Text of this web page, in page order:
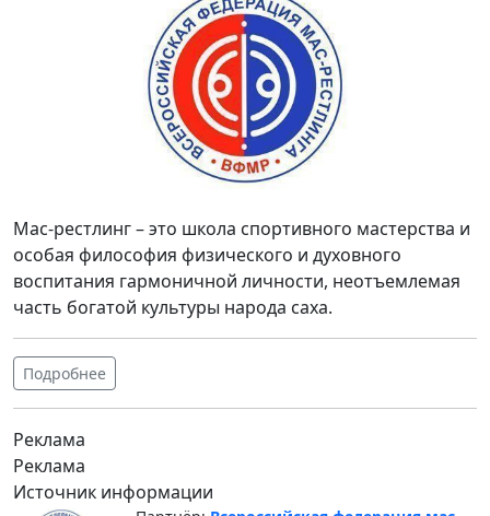
Мас-рестлинг – это школа спортивного мастерства и
особая философия физического и духовного
воспитания гармоничной личности, неотъемлемая
часть богатой культуры народа саха.
Подробнее
Реклама
Реклама
Источник информации